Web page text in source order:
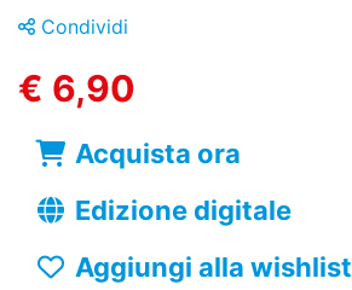
Condividi
€ 6,90
Acquista ora
Edizione digitale
Aggiungi alla wishlist